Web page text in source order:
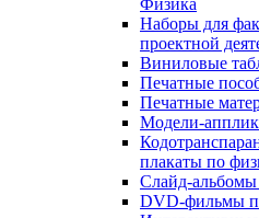
Физика
Наборы для
проектной
Виниловые
Печатные
Печатные
Модели-
плакаты по
Слайд-
DVD-фильмы